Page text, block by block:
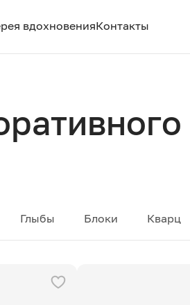
вдохновенияКонтакты
Глыбы Блоки Кварц